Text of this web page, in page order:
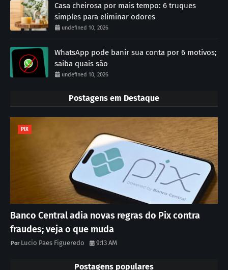
Casa cheirosa por mais tempo: 6 truques
simples para eliminar odores
undefined 10, 2026
WhatsApp pode banir sua conta por 6 motivos;
saiba quais são
undefined 10, 2026
Postagens em Destaque
PIX
Banco Central adia novas regras do Pix contra
fraudes; veja o que muda
Lucio Paes Figueredo 9:13 AM
Postagens populares